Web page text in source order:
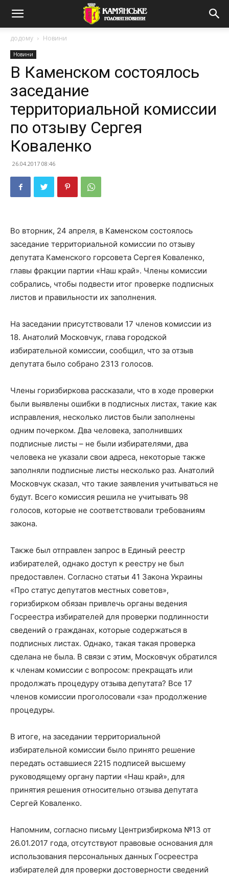
додому Новини
Новини
В Каменском состоялось
заседание
территориальной комиссии
по отзыву Сергея
Коваленко
26.04.2017 08:46
Во вторник, 24 апреля, в Каменском состоялось
заседание территориальной комиссии по отзыву
депутата Каменского горсовета Сергея Коваленко,
главы фракции партии «Наш край». Члены комиссии
собрались, чтобы подвести итог проверке подписных
листов и правильности их заполнения.
На заседании присутствовали 17 членов комиссии из
18. Анатолий Московчук, глава городской
избирательной комиссии, сообщил, что за отзыв
депутата было собрано 2313 голосов.
Члены горизбиркова рассказали, что в ходе проверки
были выявлены ошибки в подписных листах, такие как
исправления, несколько листов были заполнены
одним почерком. Два человека, заполнивших
подписные листы – не были избирателями, два
человека не указали свои адреса, некоторые также
заполняли подписные листы несколько раз. Анатолий
Московчук сказал, что такие заявления учитываться не
будут. Всего комиссия решила не учитывать 98
голосов, которые не соответствовали требованиям
закона.
Также был отправлен запрос в Единый реестр
избирателей, однако доступ к реестру не был
предоставлен. Согласно статьи 41 Закона Украины
«Про статус депутатов местных советов»,
горизбирком обязан привлечь органы ведения
Госреестра избирателей для проверки подлинности
сведений о гражданах, которые содержаться в
подписных листах. Однако, такая такая проверка
сделана не была. В связи с этим, Московчук обратился
к членам комиссии с вопросом: прекращать или
продолжать процедуру отзыва депутата? Все 17
членов комиссии проголосовали «за» продолжение
процедуры.
В итоге, на заседании территориальной
избирательной комиссии было принято решение
передать оставшиеся 2215 подписей высшему
руководящему органу партии «Наш край», для
принятия решения относительно отзыва депутата
Сергей Коваленко.
Напомним, согласно письму Центризбиркома №13 от
26.01.2017 года, отсутствуют правовые основания для
использования персональных данных Госреестра
избирателей для проверки достоверности сведений